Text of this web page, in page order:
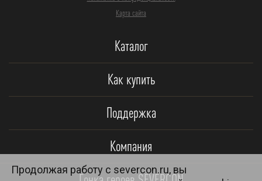
Карта сайта
Каталог
Как купить
Поддержка
Компания
Продолжая работу с severcon.ru, вы